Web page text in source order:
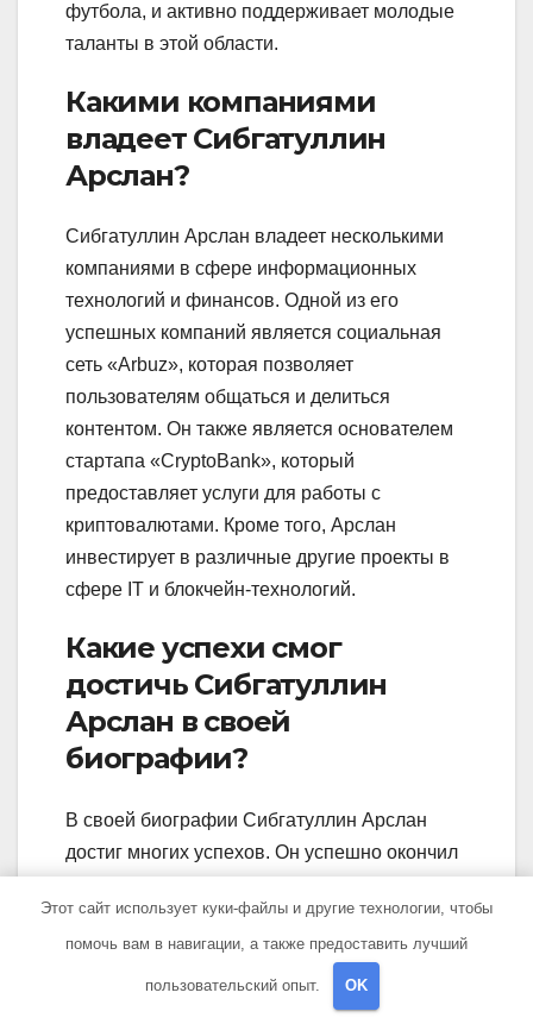
футбола, и активно поддерживает молодые
таланты в этой области.
Какими компаниями
владеет Сибгатуллин
Арслан?
Сибгатуллин Арслан владеет несколькими
компаниями в сфере информационных
технологий и финансов. Одной из его
успешных компаний является социальная
сеть «Arbuz», которая позволяет
пользователям общаться и делиться
контентом. Он также является основателем
стартапа «CryptoBank», который
предоставляет услуги для работы с
криптовалютами. Кроме того, Арслан
инвестирует в различные другие проекты в
сфере IT и блокчейн-технологий.
Какие успехи смог
достичь Сибгатуллин
Арслан в своей
биографии?
В своей биографии Сибгатуллин Арслан
достиг многих успехов. Он успешно окончил
Также он стал признанным экспертом в
своей области и получил множество наград
за свою работу. Он также основал
собственную компанию, которая стала
Этот сайт использует куки-файлы и другие технологии, чтобы
помочь вам в навигации, а также предоставить лучший
пользовательский опыт. OK